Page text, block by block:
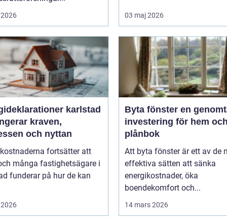
03 maj 2026
karlstad
kraven,
och nyttan
fortsätter att
många fastighetsägare i
funderar på hur de kan
Byta fönster en genomtänkt
investering för hem
plånbok
Att byta fönster är ett av de
effektiva sätten att sänka
energikostnader, öka
boendekomfort och...
14 mars 2026